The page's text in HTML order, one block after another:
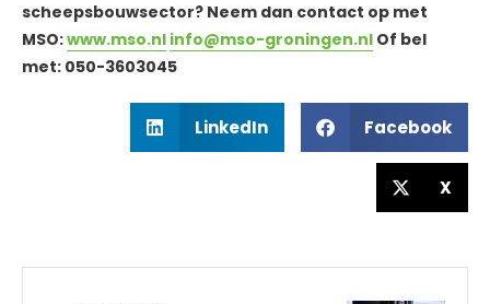
scheepsbouwsector? Neem dan contact op met
MSO:www.mso.nl info@mso-groningen.nl Of bel
met: 050-3603045
LinkedIn Facebook
X